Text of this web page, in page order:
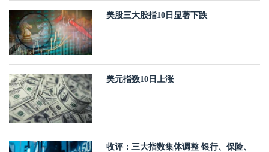
美股三大股指10日显著下跌
美元指数10日上涨
收评：三大指数集体调整 银行、保险、